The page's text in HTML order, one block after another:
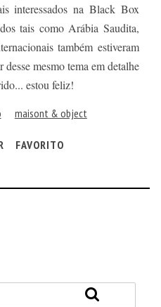
interessados na Black Box
tais como Arábia Saudita,
também estiveram
mesmo tema em detalhe
estou feliz!
maisont & object
FAVORITO